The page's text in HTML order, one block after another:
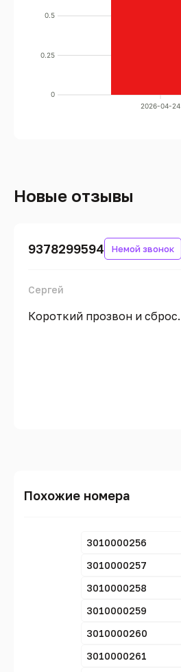
0
0.25
0.5
2026-04-24
Новые отзывы
9378299594 Немой звонок
Сергей
Короткий прозвон и сброс.
Похожие номера
3010000256
3010000257
3010000258
3010000259
3010000260
3010000261